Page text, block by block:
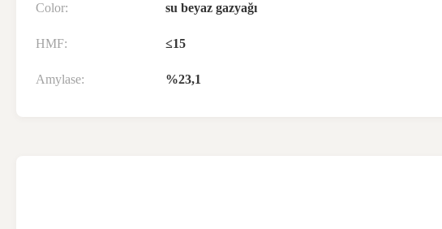
Color: su beyaz gazyağı
HMF: ≤15
Amylase: %23,1